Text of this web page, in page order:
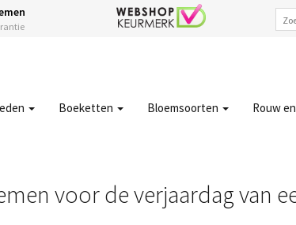
Boeketten Bloemsoorten Rouw
voor de verjaardag van